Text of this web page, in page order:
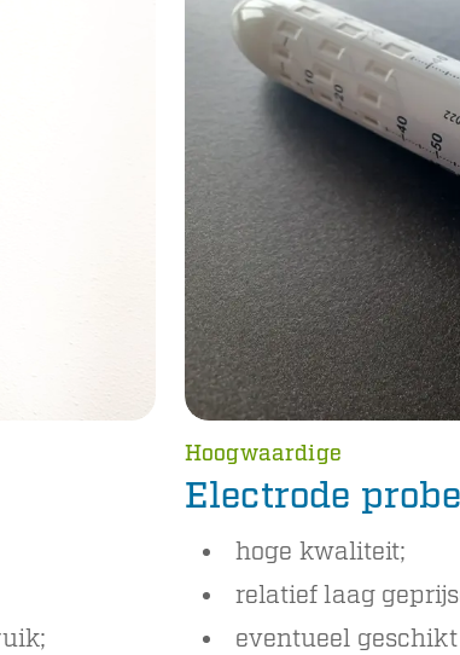
Hoogwaardige
Electrode
hoge kwaliteit;
relatief laag
eventueel